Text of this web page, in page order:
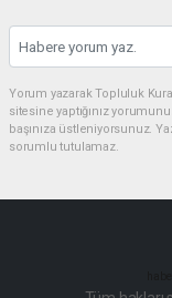
Yorum yazarak Topluluk
sitesine yaptığınız
başınıza üstleniyorsunuz.
sorumlu tutulamaz.